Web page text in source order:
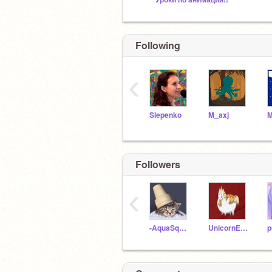
Following
Slepenko M_axj
‹
Followers
-AquaSquishii- UnicornEatPizza
‹